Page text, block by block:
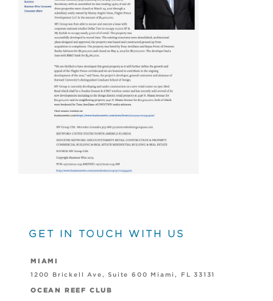
PRESS
GET IN TOUCH WITH US
MIAMI
1200 Brickell Ave, Suite 600 Miami, FL 33131
OCEAN REEF CLUB